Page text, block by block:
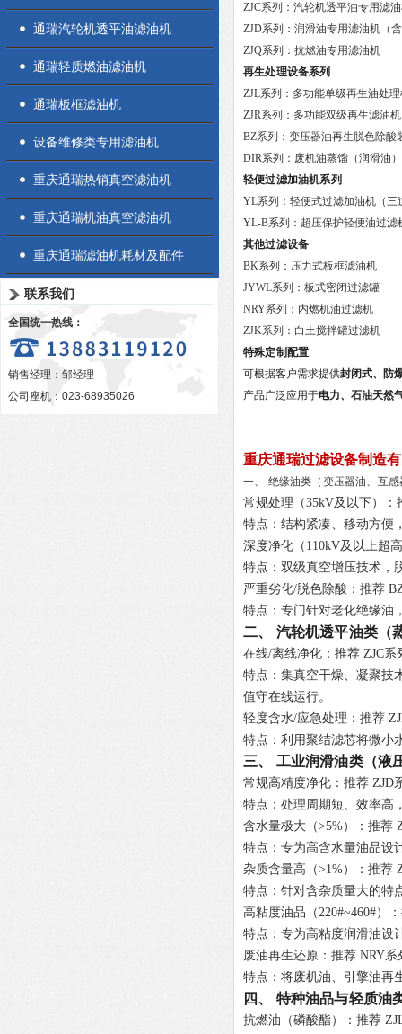
通瑞汽轮机透平油滤油机
通瑞轻质燃油滤油机
通瑞板框滤油机
设备维修类专用滤油机
重庆通瑞热销真空滤油机
重庆通瑞机油真空滤油机
重庆通瑞滤油机耗材及配件
联系我们
全国统一热线：
销售经理：邹经理
公司座机：023-68935026
ZJC系列 ：汽轮机透平油专用滤
ZJD系列 ：润滑油专用滤油机（
ZJQ系列 ：抗燃油专用滤油机
再生处理设备系列
ZJL系列 ：多功能单级再生油处
ZJR系列 ：多功能双级再生滤油机
BZ系列 ：变压器油再生脱色除酸
DIR系列 ：废机油蒸馏（润滑油
轻便过滤加油机系列
YL系列 ：轻便式过滤加油机（
YL-B系列 ：超压保护轻便油过
其他过滤设备
BK系列 ：压力式板框滤油机
JYWL系列 ：板式密闭过滤罐
NRY系列 ：内燃机油过滤机
ZJK系列：白土搅拌罐过滤机
特殊定制配置
可根据客户需求提供封闭式、防
产品广泛应用于电力、石油天然
重庆通瑞过滤设备制造
一、 绝缘油类（变压器油、互
常规处理（35kV及以下）
特点 ：结构紧凑、移动方
深度净化（110kV及以上超
特点 ：双级真空增压技术
严重劣化/脱色除酸 ：推荐
特点 ：专门针对老化绝缘
二、 汽轮机透平油类（
在线/离线净化 ：推荐 ZJC系
特点 ：集真空干燥、凝聚
值守在线运行。
轻度含水/应急处理 ：推荐
特点 ：利用聚结滤芯将微
三、 工业润滑油类（液
常规高精度净化 ：推荐 ZJD
特点 ：处理周期短、效率
含水量极大（>5%）
：推荐
特点 ：专为高含水量油品设
杂质含量高（>1%）
：推荐
特点 ：针对含杂质量大的
高粘度油品（220#~460#）
特点 ：专为高粘度润滑油设
废油再生还原 ：推荐 NRY系
特点 ：将废机油、引擎油再
四、 特种油品与轻质油
抗燃油（磷酸酯） ：推荐